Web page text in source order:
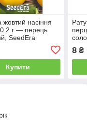
жовтий насіння
г — перець
SeedEra
Купити
8 ₴